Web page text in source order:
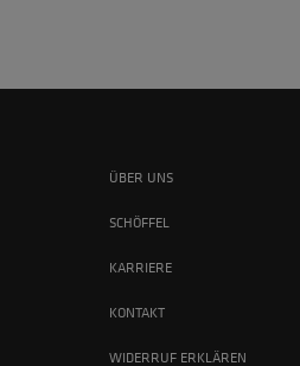
ÜBER UNS
SCHÖFFEL
KARRIERE
KONTAKT
WIDERRUF ERKLÄREN